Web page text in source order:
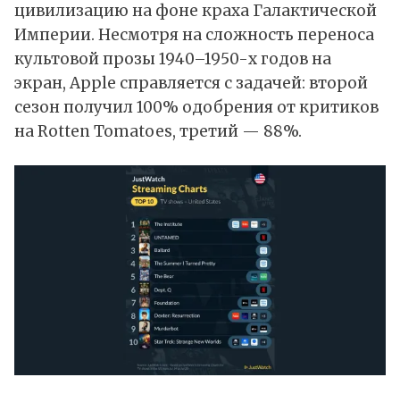
цивилизацию на фоне краха Галактической
Империи. Несмотря на сложность переноса
культовой прозы 1940–1950-х годов на
экран, Apple справляется с задачей: второй
сезон получил 100% одобрения от критиков
на Rotten Tomatoes, третий — 88%.